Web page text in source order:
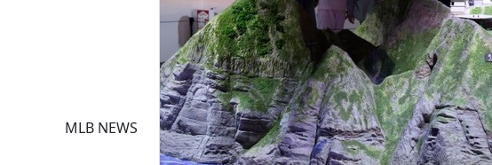
MLB NEWS